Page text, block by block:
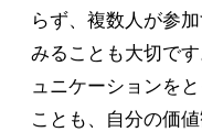
らず、複数人が参
みることも大切で
ュニケーションを
ことも、自分の価